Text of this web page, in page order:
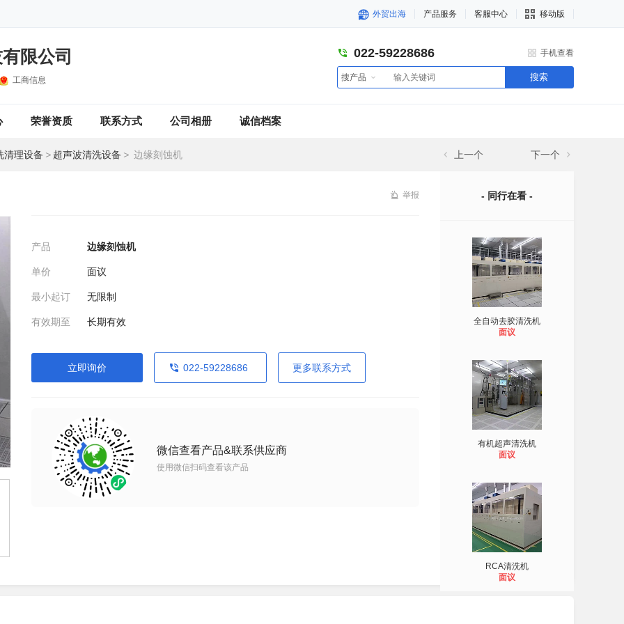
外贸出海 产品服务 客服中心 移动版
限公司
工商信息
022-59228686 手机查看
搜产品 搜索
荣誉资质 联系方式 公司相册 诚信档案
清理设备 > 超声波清洗设备 > 边缘刻蚀机 上一个 下一个
举报
产品 边缘刻蚀机
单价 面议
最小起订 无限制
有效期至 长期有效
立即询价 022-59228686 更多联系方式
微信查看产品&联系供应商
使用微信扫码查看该产品
- 同行在看 -
全自动去胶清洗机
面议
有机超声清洗机
面议
RCA清洗机
面议